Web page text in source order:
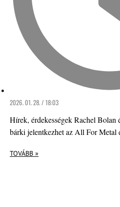
2026. 01. 28. / 18:03
Hírek, érdekességek Rachel Bolan
bárki jelentkezhet az All For Metal
TOVÁBB »